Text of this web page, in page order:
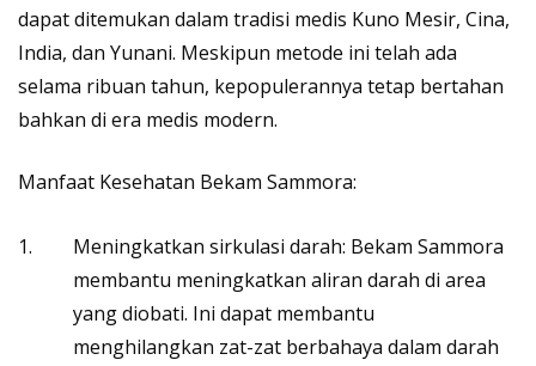
dapat ditemukan dalam tradisi medis Kuno Mesir, Cina,
India, dan Yunani. Meskipun metode ini telah ada
selama ribuan tahun, kepopulerannya tetap bertahan
bahkan di era medis modern.
Manfaat Kesehatan Bekam Sammora:
Meningkatkan sirkulasi darah: Bekam Sammora
membantu meningkatkan aliran darah di area
yang diobati. Ini dapat membantu
menghilangkan zat-zat berbahaya dalam darah